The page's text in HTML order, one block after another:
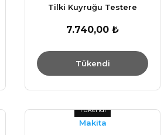
Tilki Kuyruğu Testere
7.740,00 ₺
Tükendi
Tükendi
Makita